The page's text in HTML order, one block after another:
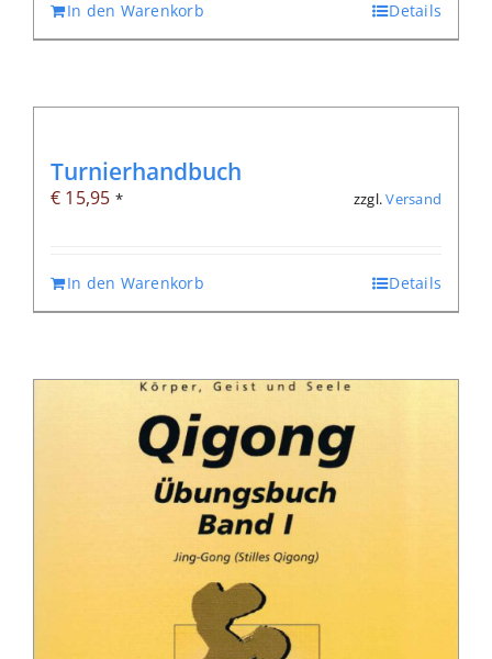
In den Warenkorb Details
Turnierhandbuch
€ 15,95 * zzgl.Versand
In den Warenkorb Details